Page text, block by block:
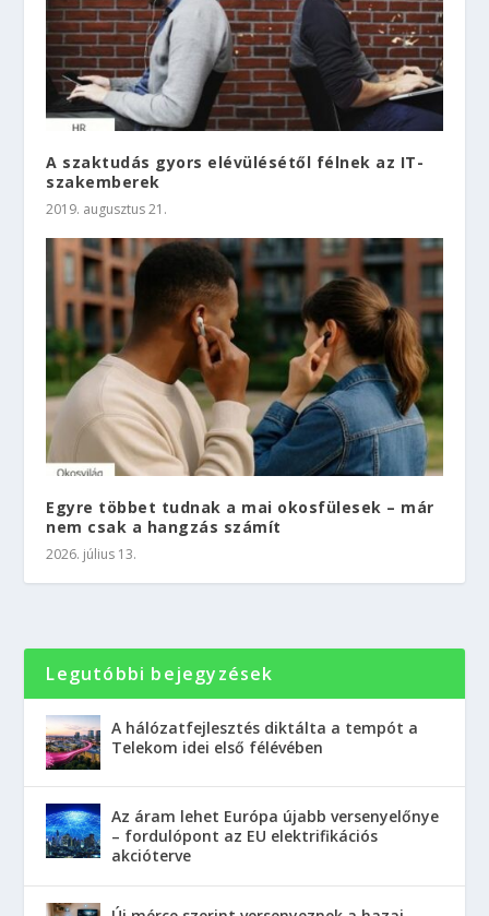
A szaktudás gyors elévülésétől félnek az IT-
szakemberek
2019. augusztus 21.
Egyre többet tudnak a mai okosfülesek – már
nem csak a hangzás számít
2026. július 13.
Legutóbbi bejegyzések
A hálózatfejlesztés diktálta a tempót a
Telekom idei első félévében
Az áram lehet Európa újabb versenyelőnye
– fordulópont az EU elektrifikációs
akcióterve